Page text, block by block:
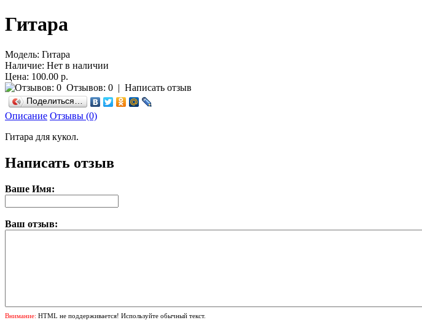
Гитара
Модель: Гитара
Наличие: Нет в наличии
Цена: 100.00 р.
Отзывов: 0 | Написать отзыв
Поделиться…
Описание Отзывы (0)
Гитара для кукол.
Написать отзыв
Ваше Имя:
Ваш отзыв:
Внимание: HTML не поддерживается! Используйте обычный текст.